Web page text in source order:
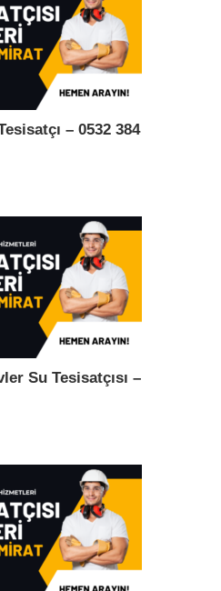
– 0532 384
Su Tesisatçısı –